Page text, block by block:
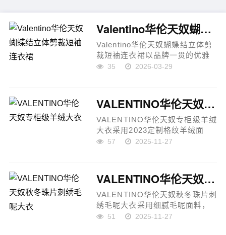
Valentino华伦天奴蝴蝶结立体剪裁短袖连衣裙
Valentino华伦天奴蝴蝶结立体剪
裁短袖连衣裙以品牌一贯的优雅
美学为核心，这款连衣裙融合简
质，同时散发温柔知性的女性
魅...
35 2026-03-29
VALENTINO华伦天奴专柜级羊绒大衣
VALENTINO华伦天奴专柜级羊绒
大衣采用2023定制格纹羊绒面
料，高克重加厚设计，保暖性佳
凸显高级感与奢华气质。搭配同
面...
57 2025-11-27
VALENTINO华伦天奴秋冬珠片刺绣毛呢大衣
VALENTINO华伦天奴秋冬珠片刺
绣毛呢大衣采用细腻毛呢面料，
保暖舒适且质感高级。全身珠片
51 2025-11-27